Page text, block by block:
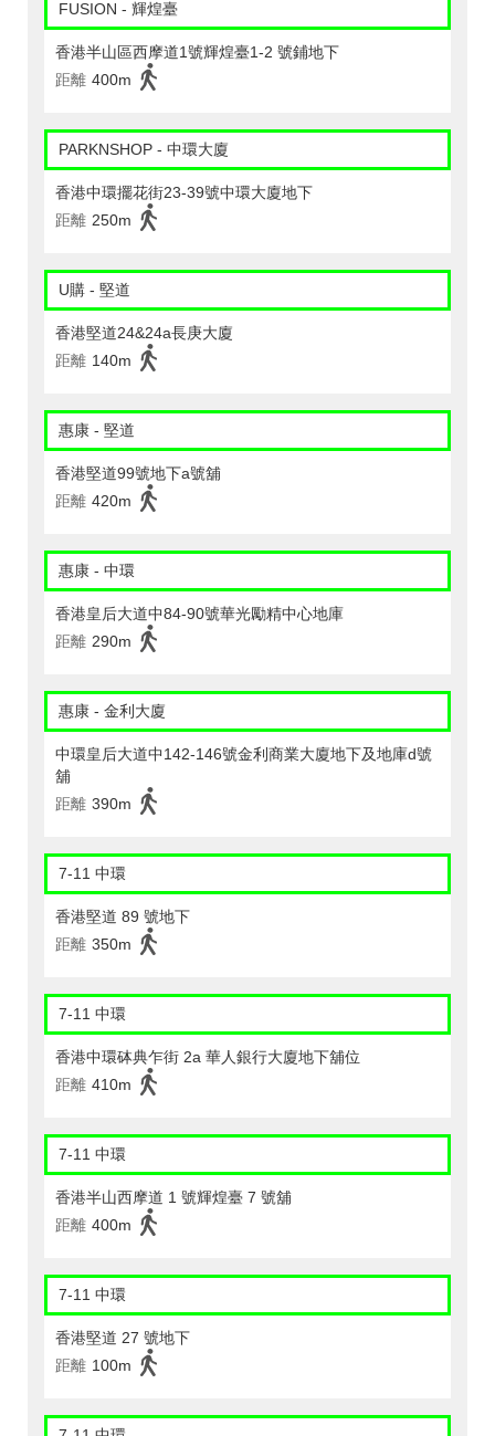
FUSION - 輝煌臺
香港半山區西摩道1號輝煌臺1-2 號鋪地下
距離 400m
PARKNSHOP - 中環大廈
香港中環擺花街23-39號中環大廈地下
距離 250m
U購 - 堅道
香港堅道24&24a長庚大廈
距離 140m
惠康 - 堅道
香港堅道99號地下a號舖
距離 420m
惠康 - 中環
香港皇后大道中84-90號華光勵精中心地庫
距離 290m
惠康 - 金利大廈
中環皇后大道中142-146號金利商業大廈地下及地庫d號
舖
距離 390m
7-11 中環
香港堅道 89 號地下
距離 350m
7-11 中環
香港中環砵典乍街 2a 華人銀行大廈地下舖位
距離 410m
7-11 中環
香港半山西摩道 1 號輝煌臺 7 號舖
距離 400m
7-11 中環
香港堅道 27 號地下
距離 100m